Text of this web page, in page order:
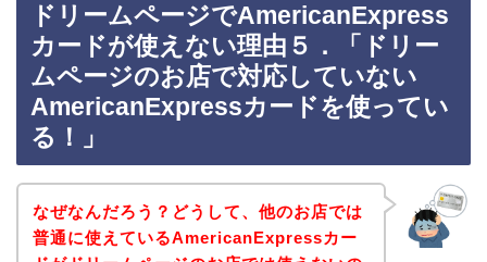
ドリームページでAmericanExpress
カードが使えない理由５．「ドリー
ムページのお店で対応していない
AmericanExpressカードを使ってい
る！」
なぜなんだろう？どうして、他のお店では
普通に使えているAmericanExpressカー